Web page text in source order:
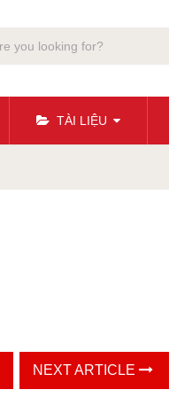
TÀI LIỆU
NEXT ARTICLE